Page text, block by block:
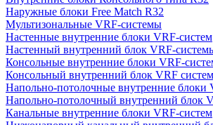
Наружные блоки Free Match R32
Мультизональные VRF-системы
Настенные внутренние блоки VRF-систем
Настенный внутренний блок VRF-
Консольные внутренние блоки VRF-
Консольный внутренний блок VRF
Напольно-потолочные внутренние блоки
Напольно-потолочный внутренний блок
Канальные внутренние блоки VRF-систем